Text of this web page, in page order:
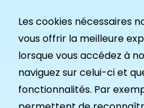
Les cookies nécessaires
vous offrir la meilleure
lorsque vous accédez à
naviguez sur celui-ci et
fonctionnalités. Par